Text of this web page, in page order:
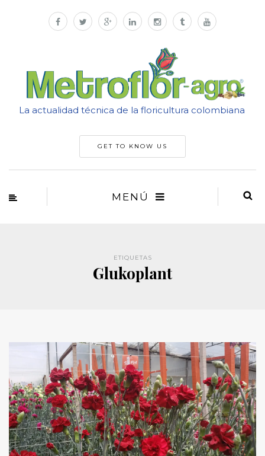
La actualidad técnica de la floricultura colombiana
GET TO KNOW US
MENÚ
ETIQUETAS
Glukoplant